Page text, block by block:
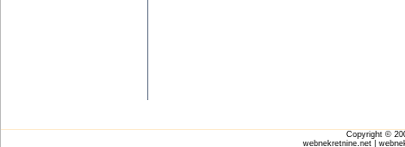
Copyright ©
webnekretnine.net |